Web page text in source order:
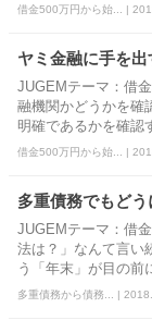
借金500万円から始... |
ヤミ金融に手を
JUGEMテーマ：借
融機関かどうかを確
明確であるかを確認
借金500万円から始... |
多重債務でもど
JUGEMテーマ：借
法は？」なんて言い
う「年末」が目の前
多重債務から債務... |